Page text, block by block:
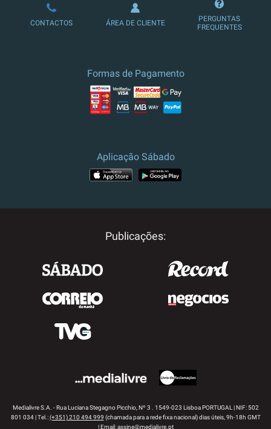
LOJA DE ASSINATURAS
CONTACTOS ÁREA DE CLIENTE
PERGUNTAS
FREQUENTES
Formas de Pagamento
Aplicação Sábado
Publicações:
Medialivre S.A. - Rua Luciana Stegagno Picchio, Nº 3 . 1549-023 Lisboa PORTUGAL | NIF: 502
801 034 | Tel.:(+351) 210 494 999 (chamada para a rede fixa nacional) dias úteis, 9h-18h GMT
| Email:assine@medialivre.pt